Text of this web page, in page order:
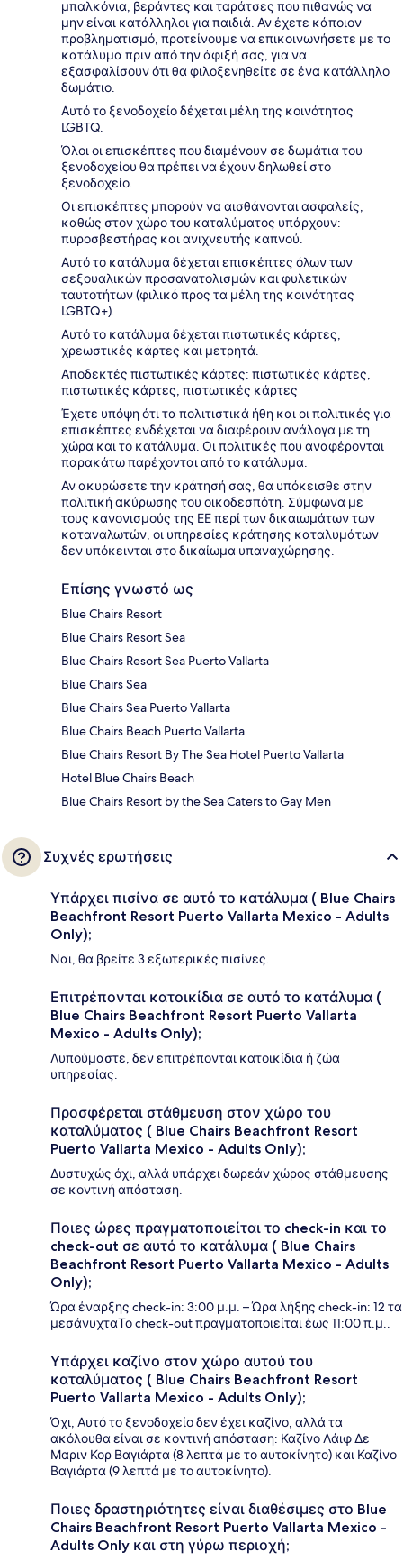
μπαλκόνια, βεράντες και ταράτσες που πιθανώς να
μην είναι κατάλληλοι για παιδιά. Αν έχετε κάποιον
προβληματισμό, προτείνουμε να επικοινωνήσετε με το
κατάλυμα πριν από την άφιξή σας, για να
εξασφαλίσουν ότι θα φιλοξενηθείτε σε ένα κατάλληλο
δωμάτιο.
Αυτό το ξενοδοχείο δέχεται μέλη της κοινότητας
LGBTQ.
Όλοι οι επισκέπτες που διαμένουν σε δωμάτια του
ξενοδοχείου θα πρέπει να έχουν δηλωθεί στο
ξενοδοχείο.
Οι επισκέπτες μπορούν να αισθάνονται ασφαλείς,
καθώς στον χώρο του καταλύματος υπάρχουν:
πυροσβεστήρας και ανιχνευτής καπνού.
Αυτό το κατάλυμα δέχεται επισκέπτες όλων των
σεξουαλικών προσανατολισμών και φυλετικών
ταυτοτήτων (φιλικό προς τα μέλη της κοινότητας
LGBTQ+).
Αυτό το κατάλυμα δέχεται πιστωτικές κάρτες,
χρεωστικές κάρτες και μετρητά.
Αποδεκτές πιστωτικές κάρτες: πιστωτικές κάρτες,
πιστωτικές κάρτες, πιστωτικές κάρτες
Έχετε υπόψη ότι τα πολιτιστικά ήθη και οι πολιτικές για
επισκέπτες ενδέχεται να διαφέρουν ανάλογα με τη
χώρα και το κατάλυμα. Οι πολιτικές που αναφέρονται
παρακάτω παρέχονται από το κατάλυμα.
Αν ακυρώσετε την κράτησή σας, θα υπόκεισθε στην
πολιτική ακύρωσης του οικοδεσπότη. Σύμφωνα με
τους κανονισμούς της ΕΕ περί των δικαιωμάτων των
καταναλωτών, οι υπηρεσίες κράτησης καταλυμάτων
δεν υπόκεινται στο δικαίωμα υπαναχώρησης.
Επίσης γνωστό ως
Blue Chairs Resort
Blue Chairs Resort Sea
Blue Chairs Resort Sea Puerto Vallarta
Blue Chairs Sea
Blue Chairs Sea Puerto Vallarta
Blue Chairs Beach Puerto Vallarta
Blue Chairs Resort By The Sea Hotel Puerto Vallarta
Hotel Blue Chairs Beach
Blue Chairs Resort by the Sea Caters to Gay Men
Συχνές ερωτήσεις
Υπάρχει πισίνα σε αυτό το κατάλυμα ( Blue Chairs
Beachfront Resort Puerto Vallarta Mexico - Adults
Only);
Ναι, θα βρείτε 3 εξωτερικές πισίνες.
Επιτρέπονται κατοικίδια σε αυτό το κατάλυμα (
Blue Chairs Beachfront Resort Puerto Vallarta
Mexico - Adults Only);
Λυπούμαστε, δεν επιτρέπονται κατοικίδια ή ζώα
υπηρεσίας.
Προσφέρεται στάθμευση στον χώρο του
καταλύματος ( Blue Chairs Beachfront Resort
Puerto Vallarta Mexico - Adults Only);
Δυστυχώς όχι, αλλά υπάρχει δωρεάν χώρος στάθμευσης
σε κοντινή απόσταση.
Ποιες ώρες πραγματοποιείται το check-in και το
check-out σε αυτό το κατάλυμα ( Blue Chairs
Beachfront Resort Puerto Vallarta Mexico - Adults
Only);
Ώρα έναρξης check-in: 3:00 μ.μ. – Ώρα λήξης check-in: 12 τα
μεσάνυχταΤο check-out πραγματοποιείται έως 11:00 π.μ..
Υπάρχει καζίνο στον χώρο αυτού του
καταλύματος ( Blue Chairs Beachfront Resort
Puerto Vallarta Mexico - Adults Only);
Όχι, Αυτό το ξενοδοχείο δεν έχει καζίνο, αλλά τα
ακόλουθα είναι σε κοντινή απόσταση: Καζίνο Λάιφ Δε
Μαριν Κορ Βαγιάρτα (8 λεπτά με το αυτοκίνητο) και Καζίνο
Βαγιάρτα (9 λεπτά με το αυτοκίνητο).
Ποιες δραστηριότητες είναι διαθέσιμες στο Blue
Chairs Beachfront Resort Puerto Vallarta Mexico -
Adults Only και στη γύρω περιοχή;